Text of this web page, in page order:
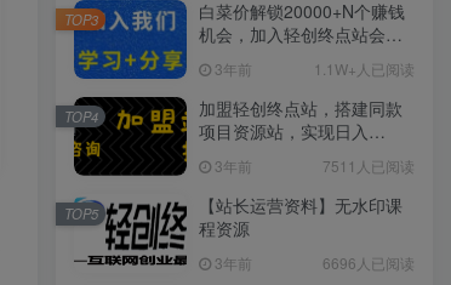
白菜价解锁20000+N个赚钱
机会，加入轻创终点站会
3年前 1.1W+人已阅读
TOP3
加盟轻创终点站，搭建同款
项目资源站，实现日入
3年前 7511人已阅读
TOP4
【站长运营资料】无水印课
程资源
3年前 6696人已阅读
TOP5